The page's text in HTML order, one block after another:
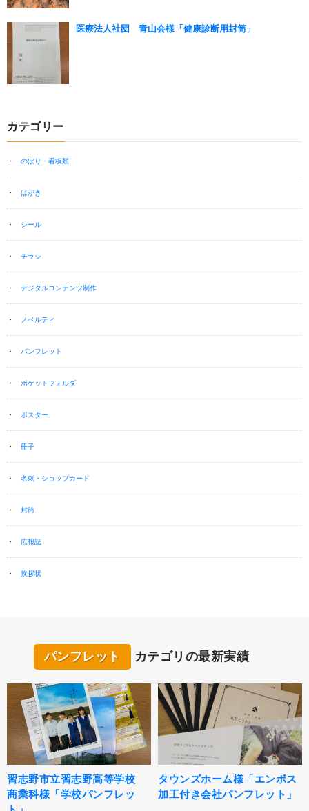
医療法人社団 青山会様「健康診断用封筒」
カテゴリー
のぼり・看板類
はがき
シール
チラシ
デジタルコンテンツ制作
ノベルティ
パンフレット
ポケットフォルダ
ポスター
冊子
名刺・ショップカード
封筒
広報誌
挨拶状
パンフレット カテゴリの最新実績
習志野市立習志野高等学校
商業科様「学校パンフレッ
タウンズホーム様「エンボス
加工付き会社パンフレット」